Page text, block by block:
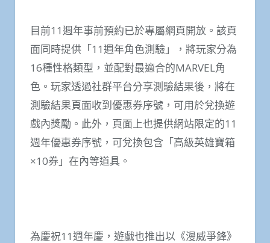
目前11週年事前預約已於專屬網頁開放。該頁
面同時提供「11週年角色測驗」，將玩家分為
16種性格類型，並配對最適合的MARVEL角
色。玩家透過社群平台分享測驗結果後，將在
測驗結果頁面收到優惠券序號，可用於兌換遊
戲內獎勵。此外，頁面上也提供網站限定的11
週年優惠券序號，可兌換包含「高級英雄寶箱
×10券」在內等道具。
為慶祝11週年慶，遊戲也推出以《漫威爭鋒》